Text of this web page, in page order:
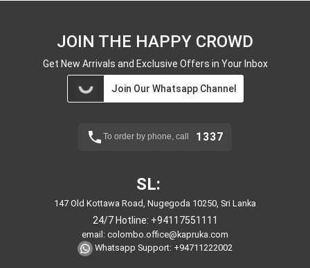
JOIN THE HAPPY CROWD
Get New Arrivals and Exclusive Offers in Your Inbox
Join Our Whatsapp Channel
To order by phone, call 1337
SL:
147 Old Kottawa Road, Nugegoda 10250, Sri Lanka
24/7 Hotline: +94117551111
email: colombo.office@kapruka.com
Whatsapp Support: +94711222002